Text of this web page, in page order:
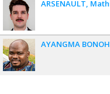
ARSENAULT
AYANGMA